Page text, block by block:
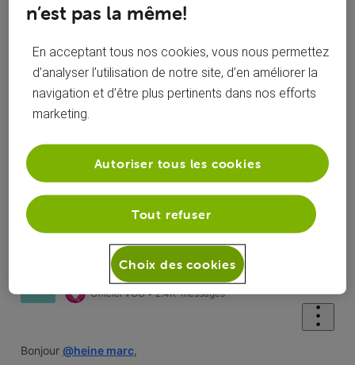
Réponses
Oldest First
Selected
Officiel VOO•2.4K messages
Bonjour @heine marc,
n’est pas la même!
En acceptant tous nos cookies, vous nous permettez
d’analyser l’utilisation de notre site, d’en améliorer la
navigation et d’être plus pertinents dans nos efforts
marketing.
Tout refuser
Autoriser tous les cookies
Choix des cookies